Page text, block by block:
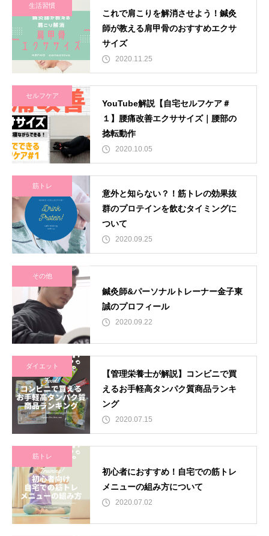
生活習慣
これで肩こりを解消させよう！鍼灸
師が教える肩甲骨のおすすめエクサ
サイズ
2020.11.25
セルフケア
YouTube解説【自宅セルフケア＃
１】腰痛改善エクササイズ｜腰部の
捻転動作
2020.10.05
筋トレ
意外と知らない？！筋トレの効果抜
群のプロテインを飲むタイミングに
ついて
2020.09.25
その他
鍼灸師&パーソナルトレーナー金子東
誠のプロフィール
2020.09.22
ダイエット
【管理栄養士が解説】コンビニで買
えるお手軽高タンパク質商品ランキ
ング
2020.07.15
筋トレ
初心者におすすめ！自宅での筋トレ
メニューの組み方について
2020.07.02